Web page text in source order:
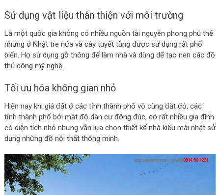
Sử dụng vật liệu thân thiện với môi trường
Là một quốc gia không có nhiều nguồn tài nguyên phong phú thế
nhưng ở Nhật tre nứa và cây tuyết tùng được sử dụng rất phổ
biến. Họ sử dụng gỗ thông để làm nhà và dùng dể tạo nen các đồ
thủ công mỹ nghệ.
Tối ưu hóa không gian nhỏ
Hiện nay khi giá đất ở các tỉnh thành phố vô cùng đắt đỏ, các
tỉnh thành phố bởi mật độ dân cư đông đúc, có rất nhiều gia đình
có diện tích nhỏ nhưng vẫn lựa chọn thiết kế nhà kiểu mái nhật sử
dụng những đồ nội thất thông minh.